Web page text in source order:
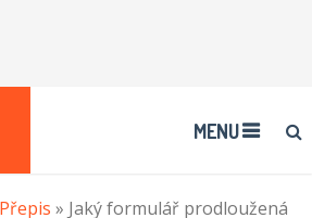
MENU
» Jaký formulář prodloužená